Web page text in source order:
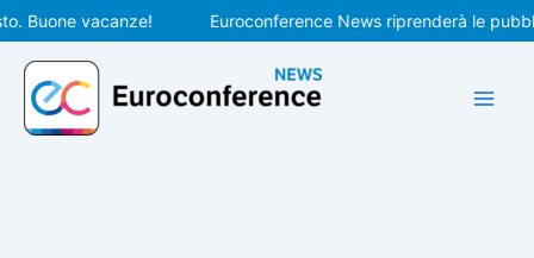
Vai
al
contenuto
vacanze! Euroconference News riprenderà le